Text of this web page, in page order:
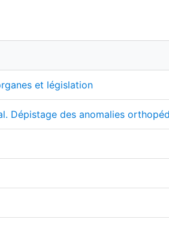
et législation
Dépistage des anomalies